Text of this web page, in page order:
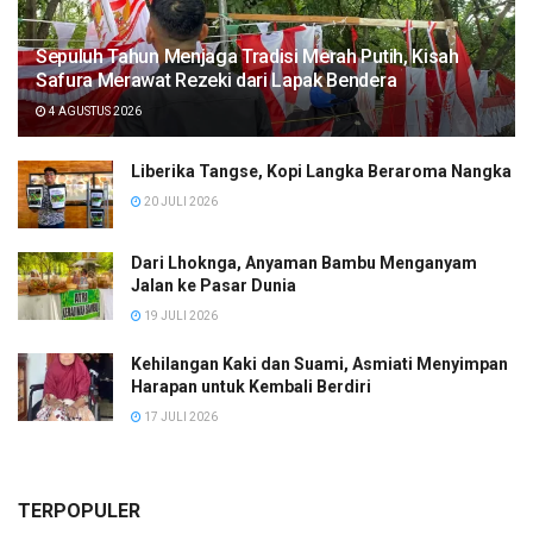
Sepuluh Tahun Menjaga Tradisi Merah Putih, Kisah
Safura Merawat Rezeki dari Lapak Bendera
4 AGUSTUS 2026
Liberika Tangse, Kopi Langka Beraroma Nangka
20 JULI 2026
Dari Lhoknga, Anyaman Bambu Menganyam
Jalan ke Pasar Dunia
19 JULI 2026
Kehilangan Kaki dan Suami, Asmiati Menyimpan
Harapan untuk Kembali Berdiri
17 JULI 2026
TERPOPULER